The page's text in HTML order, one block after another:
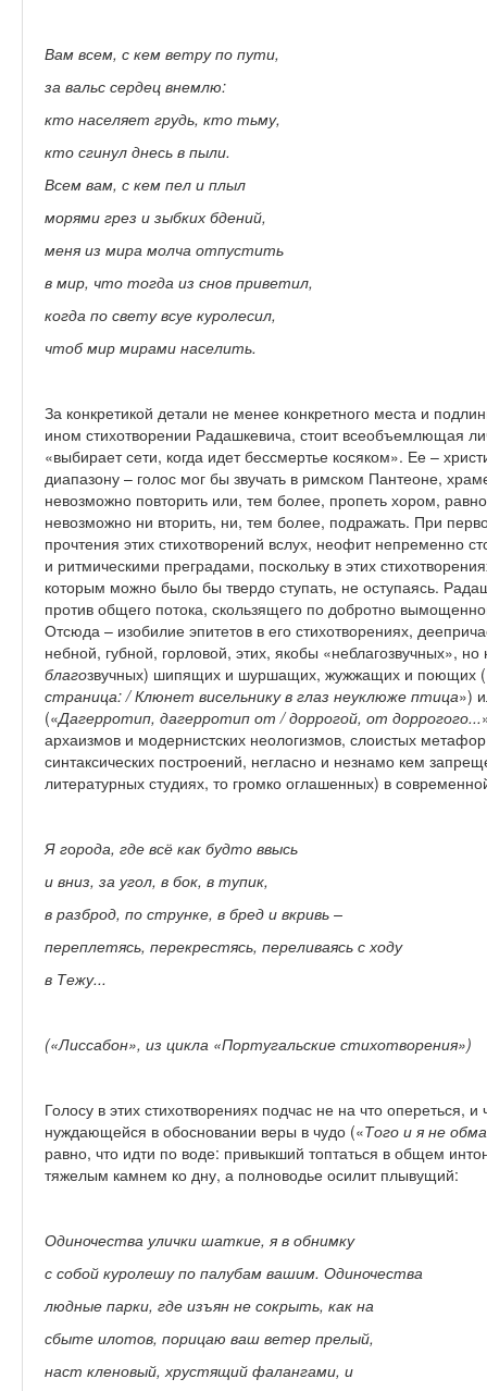
Вам всем, с кем ветру по пути,
за вальс сердец внемлю:
кто населяет грудь, кто тьму,
кто сгинул днесь в пыли.
Всем вам, с кем пел и плыл
морями грез и зыбких бдений,
меня из мира молча отпустить
в мир, что тогда из снов приветил,
когда по свету всуе куролесил,
чтоб мир мирами населить.
За конкретикой детали не менее конкретного места и
ином стихотворении Радашкевича, стоит всеобъемлющая
«выбирает сети, когда идет бессмертье косяком». Ее –
диапазону – голос мог бы звучать в римском Пантеоне,
невозможно повторить или, тем более, пропеть хором,
невозможно ни вторить, ни, тем более, подражать. При
прочтения этих стихотворений вслух, неофит непременно
и ритмическими преградами, поскольку в этих
которым можно было бы твердо ступать, не оступаясь.
против общего потока, скользящего по добротно
Отсюда – изобилие эпитетов в его стихотворениях,
небной, губной, горловой, этих, якобы «неблагозвучных»,
благозвучных) шипящих и шуршащих, жужжащих и поющих
страница: / Клюнет висельнику в глаз неуклюже птица»)
(«Дагерротип, дагерротип от / доррогой, от доррогого...
архаизмов и модернистских неологизмов, слоистых
синтаксических построений, негласно и незнамо кем
литературных студиях, то громко оглашенных) в
Я города, где всё как будто ввысь
и вниз, за угол, в бок, в тупик,
в разброд, по струнке, в бред и вкривь –
переплетясь, перекрестясь, переливаясь с ходу
в Тежу...
(«Лиссабон», из цикла «Португальские стихотворения»)
Голосу в этих стихотворениях подчас не на что опереться,
нуждающейся в обосновании веры в чудо («Того и я не
равно, что идти по воде: привыкший топтаться в общем
тяжелым камнем ко дну, а полноводье осилит плывущий:
Одиночества улички шаткие, я в обнимку
с собой куролешу по палубам вашим. Одиночества
людные парки, где изъян не сокрыть, как на
сбыте илотов, порицаю ваш ветер прелый,
наст кленовый, хрустящий фалангами, и